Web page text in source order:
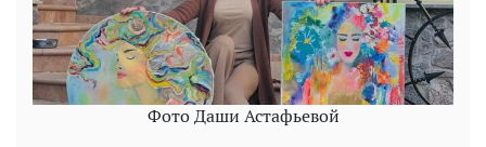
Фото Даши Астафьевой